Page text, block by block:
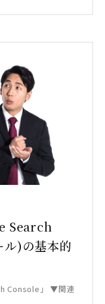
Search
)の基本的
Console」 ▼関連